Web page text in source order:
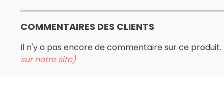
COMMENTAIRES DES CLIENTS
Il n'y a pas encore de commentaire sur ce produit.
sur notre site)